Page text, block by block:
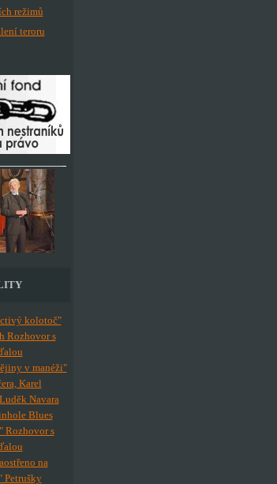
režimů
teroru
kolotoč"
Rozhovor s
v manéži"
Karel
Navara
Blues
Rozhovor s
na
Petrušky